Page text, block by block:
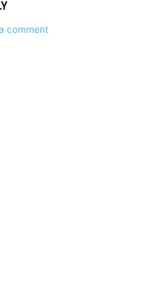
comment